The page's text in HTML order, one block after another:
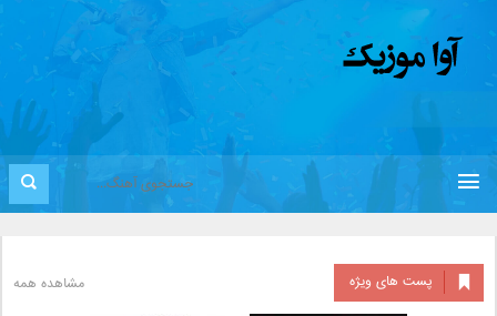
پست های ویژه مشاهده همه